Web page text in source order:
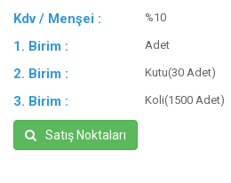
Kdv / Menşei : %10
1. Birim : Adet
2. Birim : Kutu(30 Adet)
3. Birim : Koli(1500 Adet)
Satış Noktaları